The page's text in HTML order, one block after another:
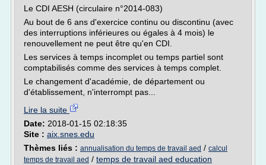
Le CDI AESH (circulaire n°2014-083)
Au bout de 6 ans d'exercice continu ou discontinu (avec
des interruptions inférieures ou égales à 4 mois) le
renouvellement ne peut être qu'en CDI.
Les services à temps incomplet ou temps partiel sont
comptabilisés comme des services à temps complet.
Le changement d'académie, de département ou
d'établissement, n'interrompt pas...
Lire la suite
Date: 2018-01-15 02:18:35
Site : aix.snes.edu
Thèmes liés : annualisation du temps de travail aed / calcul
temps de travail aed / temps de travail aed education